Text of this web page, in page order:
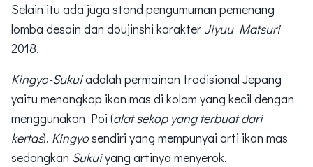
Selain itu ada juga stand pengumuman pemenang
lomba desain dan doujinshi karakter Jiyuu Matsuri
2018.
Kingyo-Sukuiadalah permainan tradisional Jepang
yaitu menangkap ikan mas di kolam yang kecil dengan
menggunakan Poi (alat sekop yang terbuat dari
kertas). Kingyosendiri yang mempunyai arti ikan mas
sedangkan Sukuiyang artinya menyerok.